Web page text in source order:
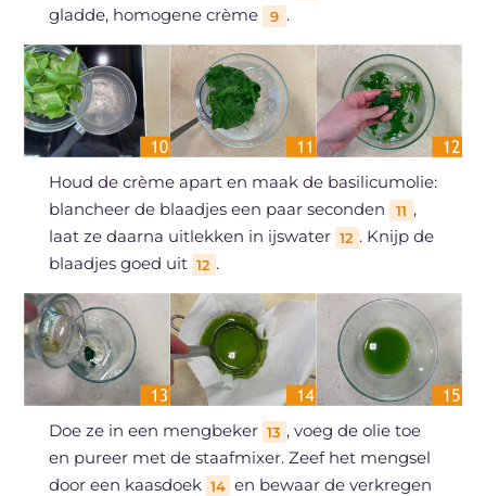
gladde, homogene crème
9 .
Houd de crème apart en maak de basilicumolie:
blancheer de blaadjes een paar seconden
11 ,
laat ze daarna uitlekken in ijswater 12 . Knijp de
blaadjes goed uit 12 .
Doe ze in een mengbeker 13 , voeg de olie toe
en pureer met de staafmixer. Zeef het mengsel
door een kaasdoek 14 en bewaar de verkregen